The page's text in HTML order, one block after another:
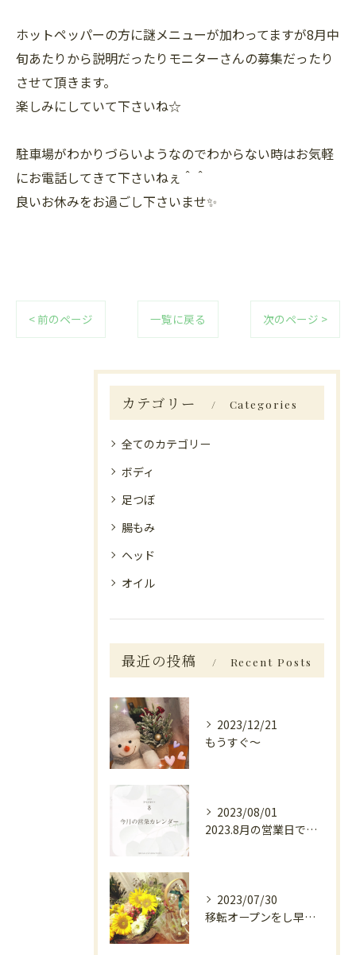
ホットペッパーの方に謎メニューが加わってますが8月中
旬あたりから説明だったりモニターさんの募集だったり
させて頂きます。
楽しみにしていて下さいね☆
駐車場がわかりづらいようなのでわからない時はお気軽
にお電話してきて下さいねぇ＾＾
良いお休みをお過ごし下さいませ✨
< 前のページ 一覧に戻る 次のページ >
カテゴリー Categories
全てのカテゴリー
ボディ
足つぼ
腸もみ
ヘッド
オイル
最近の投稿 Recent Posts
2023/12/21
もうすぐ〜
2023/08/01
2023.8月の営業日です。
2023/07/30
移転オープンをし早１週間がたちました。